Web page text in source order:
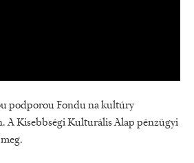
podporou Fondu na kultúry
A Kisebbségi Kulturális Alap pénzügyi